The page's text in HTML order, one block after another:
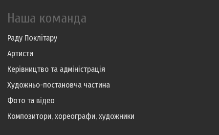
Наша команда
Раду Поклітару
Артисти
Керівництво та адміністрація
Художньо-постановча частина
Фото та відео
Композитори, хореографи, художники